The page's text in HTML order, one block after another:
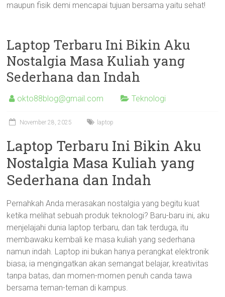
maupun fisik demi mencapai tujuan bersama yaitu sehat!
Laptop Terbaru Ini Bikin Aku
Nostalgia Masa Kuliah yang
Sederhana dan Indah
okto88blog@gmail.com Teknologi
November 28, 2025 laptop
Laptop Terbaru Ini Bikin Aku
Nostalgia Masa Kuliah yang
Sederhana dan Indah
Pernahkah Anda merasakan nostalgia yang begitu kuat
ketika melihat sebuah produk teknologi? Baru-baru ini, aku
menjelajahi dunia laptop terbaru, dan tak terduga, itu
membawaku kembali ke masa kuliah yang sederhana
namun indah. Laptop ini bukan hanya perangkat elektronik
biasa; ia mengingatkan akan semangat belajar, kreativitas
tanpa batas, dan momen-momen penuh canda tawa
bersama teman-teman di kampus.